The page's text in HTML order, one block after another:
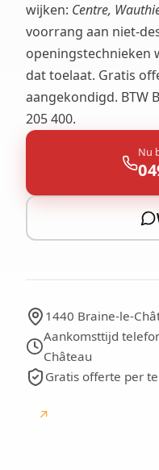
wijken: Centre,
voorrang aan niet-
openingstechnieken
dat toelaat. Gratis
aangekondigd. BTW
205 400.
Nu
1440 Braine-le-
Aankomsttijd
Château
Gratis offerte per
↗